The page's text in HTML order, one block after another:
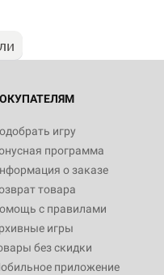
игру
программа
о заказе
товара
с правилами
игры
без скидки
приложение